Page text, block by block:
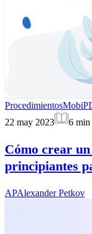
Procedimientos
22 may 2023
6 min
Cómo crear
principiantes
APAlexander Petkov